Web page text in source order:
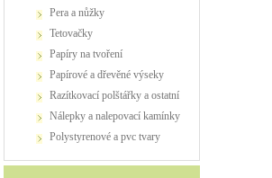
pera a nůžky
tetovačky
papíry na tvoření
papírové a dřevěné výseky
razítkovací polštářky a ostatní
nálepky a nalepovací kamínky
polystyrenové a pvc tvary